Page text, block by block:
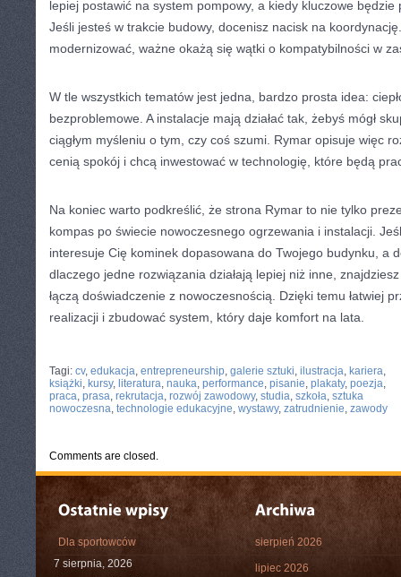
lepiej postawić na system pompowy, a kiedy kluczowe
Jeśli jesteś w trakcie budowy, docenisz nacisk na
modernizować, ważne okażą się wątki o kompatybilności w
W tle wszystkich tematów jest jedna, bardzo prosta idea:
bezproblemowe. A instalacje mają działać tak, żebyś mógł
ciągłym myśleniu o tym, czy coś szumi. Rymar opisuje więc
cenią spokój i chcą inwestować w technologię, które będą
Na koniec warto podkreślić, że strona Rymar to nie tylko
kompas po świecie nowoczesnego ogrzewania i instalacji.
interesuje Cię kominek dopasowana do Twojego budynku, a
dlaczego jedne rozwiązania działają lepiej niż inne,
łączą doświadczenie z nowoczesnością. Dzięki temu łatwiej
realizacji i zbudować system, który daje komfort na lata.
Tagi: cv, edukacja, entrepreneurship, galerie sztuki, ilustracja, kariera,
książki, kursy, literatura, nauka, performance, pisanie, plakaty, poezja,
praca, prasa, rekrutacja, rozwój zawodowy, studia, szkoła, sztuka
nowoczesna, technologie edukacyjne, wystawy, zatrudnienie, zawody
Comments are closed.
Dla sportowców
7 sierpnia, 2026
sierpień 2026
lipiec 2026